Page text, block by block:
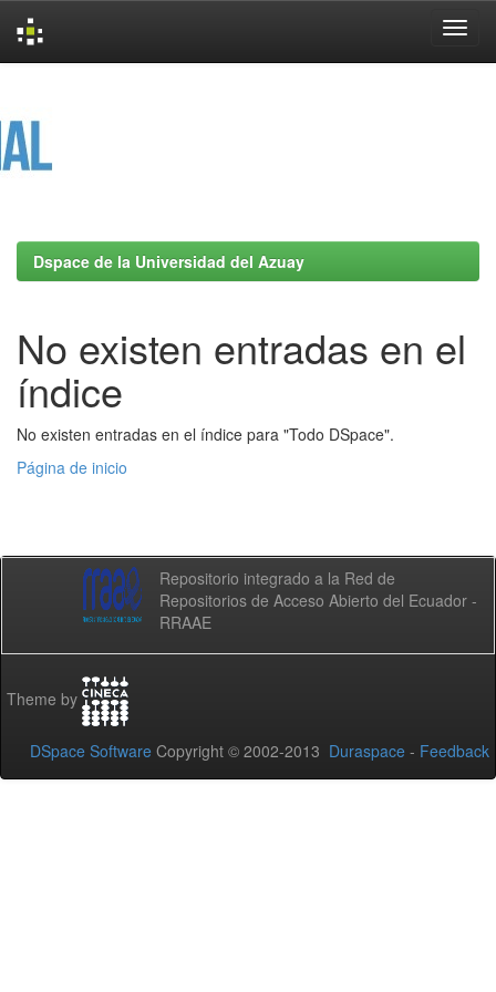
Dspace de la Universidad del Azuay
No existen entradas en el
índice
No existen entradas en el índice para "Todo DSpace".
Página de inicio
Repositorio integrado a la Red de
Repositorios de Acceso Abierto del Ecuador -
RRAAE
Theme by
DSpace Software Copyright © 2002-2013 Duraspace - Feedback